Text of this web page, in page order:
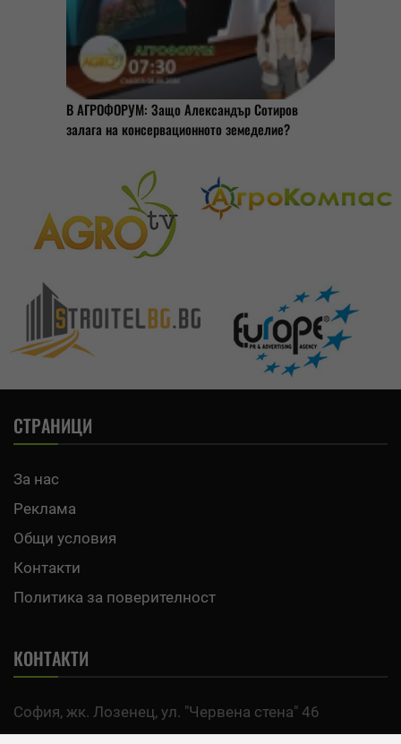
В АГРОФОРУМ: Защо Александър Сотиров
залага на консервационното земеделие?
СТРАНИЦИ
За нас
Реклама
Общи условия
Контакти
Политика за поверителност
КОНТАКТИ
София, жк. Лозенец, ул. "Червена стена" 46